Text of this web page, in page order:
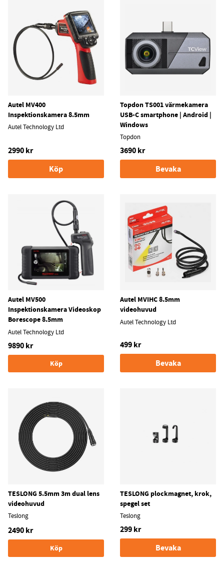
Autel MV400
Inspektionskamera 8.5mm
Autel Technology Ltd
2990 kr
Köp
Topdon TS001 värmekamera
USB-C smartphone | Android |
Windows
Topdon
3690 kr
Bevaka
Autel MV500
Inspektionskamera Videoskop
Borescope 8.5mm
Autel Technology Ltd
9890 kr
Köp
Autel MVIHC 8.5mm
videohuvud
Autel Technology Ltd
499 kr
Bevaka
TESLONG 5.5mm 3m dual lens
videohuvud
Teslong
2490 kr
Köp
TESLONG plockmagnet, krok,
spegel set
Teslong
299 kr
Bevaka